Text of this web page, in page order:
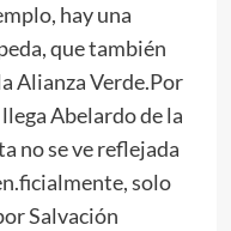
hay una
que también
Alianza Verde.Por
Abelardo de la
no se ve reflejada
solo
Salvación